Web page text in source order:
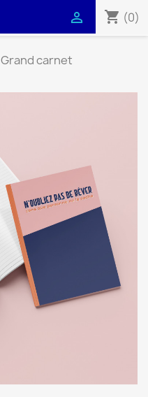
shopping_cart (0)

Grand carnet